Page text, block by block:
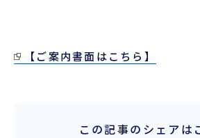
【ご案内書面はこちら】
この記事のシェアは